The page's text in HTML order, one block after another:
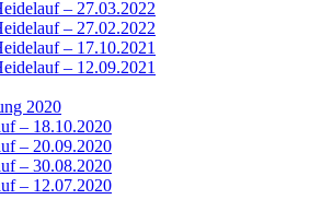
– 27.03.2022
– 27.02.2022
– 17.10.2021
– 12.09.2021
2020
– 18.10.2020
– 20.09.2020
– 30.08.2020
– 12.07.2020